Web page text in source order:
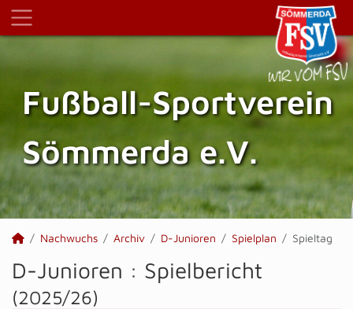
Fußball-Sportverein
Sömmerda e.V.
Nachwuchs Archiv D-Junioren Spielplan Spieltag
D-Junioren : Spielbericht
(2025/26)